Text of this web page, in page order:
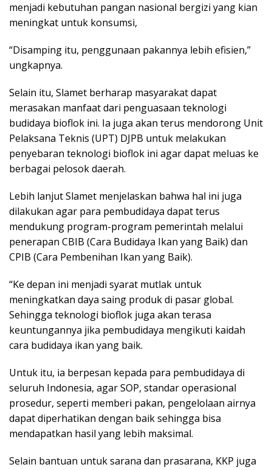
menjadi kebutuhan pangan nasional bergizi yang kian
meningkat untuk konsumsi,
“Disamping itu, penggunaan pakannya lebih efisien,”
ungkapnya.
Selain itu, Slamet berharap masyarakat dapat
merasakan manfaat dari penguasaan teknologi
budidaya bioflok ini. Ia juga akan terus mendorong Unit
Pelaksana Teknis (UPT) DJPB untuk melakukan
penyebaran teknologi bioflok ini agar dapat meluas ke
berbagai pelosok daerah.
Lebih lanjut Slamet menjelaskan bahwa hal ini juga
dilakukan agar para pembudidaya dapat terus
mendukung program-program pemerintah melalui
penerapan CBIB (Cara Budidaya Ikan yang Baik) dan
CPIB (Cara Pembenihan Ikan yang Baik).
“Ke depan ini menjadi syarat mutlak untuk
meningkatkan daya saing produk di pasar global.
Sehingga teknologi bioflok juga akan terasa
keuntungannya jika pembudidaya mengikuti kaidah
cara budidaya ikan yang baik.
Untuk itu, ia berpesan kepada para pembudidaya di
seluruh Indonesia, agar SOP, standar operasional
prosedur, seperti memberi pakan, pengelolaan airnya
dapat diperhatikan dengan baik sehingga bisa
mendapatkan hasil yang lebih maksimal.
Selain bantuan untuk sarana dan prasarana, KKP juga